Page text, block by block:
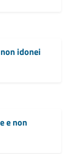
idonei
e non